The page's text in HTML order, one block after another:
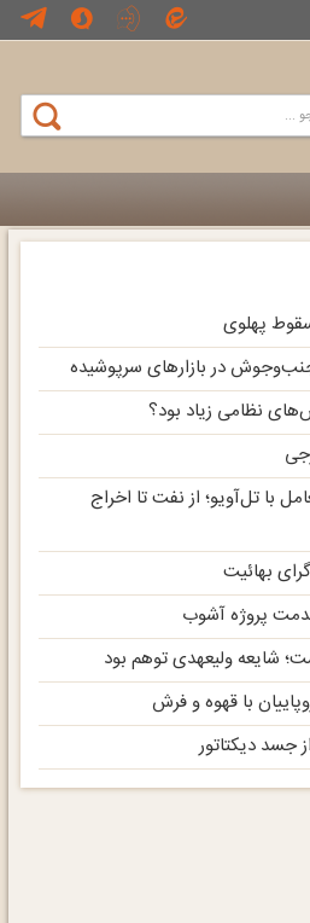
پهلوی
در بازارهای سرپوشیده
نظامی زیاد بود؟
با تل‌آویو؛ از نفت تا اخراج
بهائیت
پروژه آشوب
شایعه ولیعهدی توهم بود
با قهوه و فرش
جسد دیکتاتور